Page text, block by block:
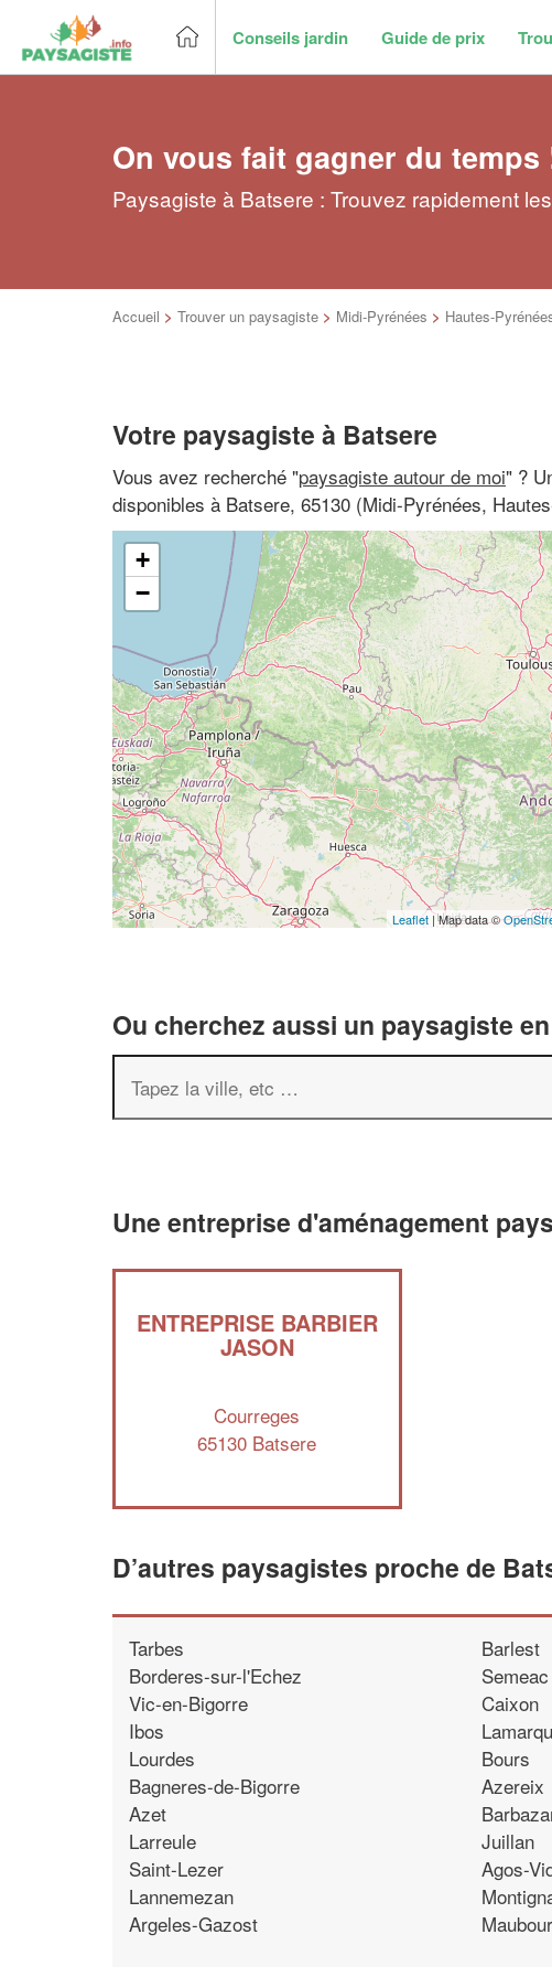
Conseils jardin Guide de prix
On vous fait gagner du temps
Paysagiste à Batsere : Trouvez rapidement
Accueil > Trouver un paysagiste > Midi-Pyrénées > Hautes-
Votre paysagiste à Batsere
Vous avez recherché "paysagiste autour de moi" ?
disponibles à Batsere, 65130 (Midi-Pyrénées,
+
−
Leaflet | Map data ©
Ou cherchez aussi un paysagiste
Une entreprise d'aménagement
ENTREPRISE BARBIER
JASON
Courreges
65130 Batsere
D’autres paysagistes proche de
Tarbes
Borderes-sur-l'Echez
Vic-en-Bigorre
Ibos
Lourdes
Bagneres-de-Bigorre
Azet
Larreule
Saint-Lezer
Lannemezan
Argeles-Gazost
Barlest
Semeac
Caixon
Bours
Azereix
Juillan
Agos-